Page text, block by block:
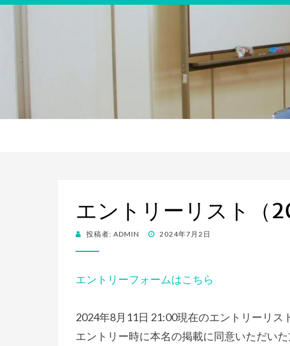
エントリーリスト（
投稿者: ADMIN
投 2024年7月2日
エントリーフォームはこちら
2024年8月11日 21:00現在のエントリーリス
エントリー時に本名の掲載に同意いただい